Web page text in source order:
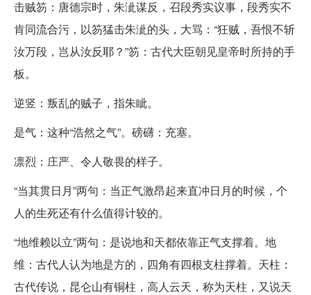
击贼笏：唐德宗时，朱泚谋反，召段秀实议事，段秀实不
肯同流合污，以笏猛击朱泚的头，大骂：“狂贼，吾恨不斩
汝万段，岂从汝反耶？”笏：古代大臣朝见皇帝时所持的手
板。
逆竖：叛乱的贼子，指朱眦。
是气：这种“浩然之气”。磅礴：充塞。
凛烈：庄严、令人敬畏的样子。
“当其贯日月”两句：当正气激昂起来直冲日月的时候，个
人的生死还有什么值得计较的。
“地维赖以立”两句：是说地和天都依靠正气支撑着。地
维：古代人认为地是方的，四角有四根支柱撑着。天柱：
古代传说，昆仑山有铜柱，高人云天，称为天柱，又说天